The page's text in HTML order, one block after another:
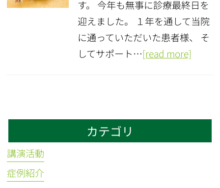
す。 今年も無事に診療最終日を
迎えました。 １年を通して当院
に通っていただいた患者様、 そ
してサポート…[read more]
カテゴリ
講演活動
症例紹介